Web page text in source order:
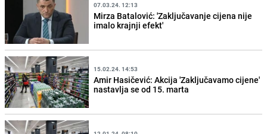
07.03.24. 12:13
Mirza Batalović: 'Zaključavanje cijena nije
imalo krajnji efekt'
15.02.24. 14:53
Amir Hasičević: Akcija 'Zaključavamo cijene'
nastavlja se od 15. marta